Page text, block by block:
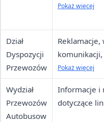
komunikacji,
Pokaż więcej
Dział
Dyspozycji
Przewozów
pojazdów,
Pokaż więcej
Wydział
Przewozów
Autobusow
Informacje i
dotyczące